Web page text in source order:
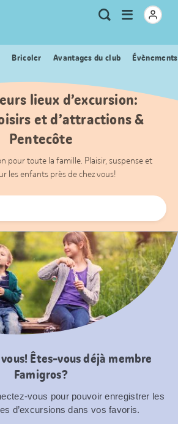
Métanavigation
RechercheOuvrir
Bricoler Avantages du club
lieux d’excursion:
et d’attractions &
Pentecôte
pour toute la famille. Plaisir, suspense et
les enfants près de chez vous!
Êtes-vous déjà membre
Famigros?
vous pour pouvoir enregistrer les
d’excursions dans vos favoris.